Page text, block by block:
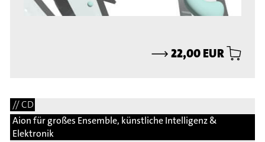
⟶22,00 EUR
// CD
Aion für großes Ensemble, künstliche Intelligenz &
Elektronik